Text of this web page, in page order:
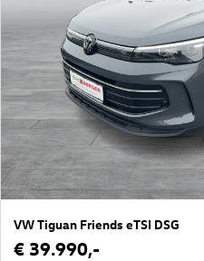
VW Tiguan Friends eTSI DSG
€ 39.990,-